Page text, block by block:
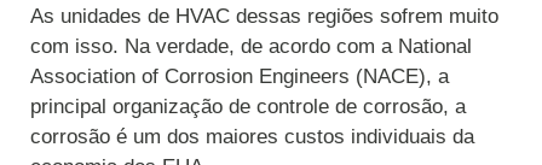
As unidades de HVAC dessas regiões sofrem muito
com isso. Na verdade, de acordo com a National
Association of Corrosion Engineers (NACE), a
principal organização de controle de corrosão, a
corrosão é um dos maiores custos individuais da